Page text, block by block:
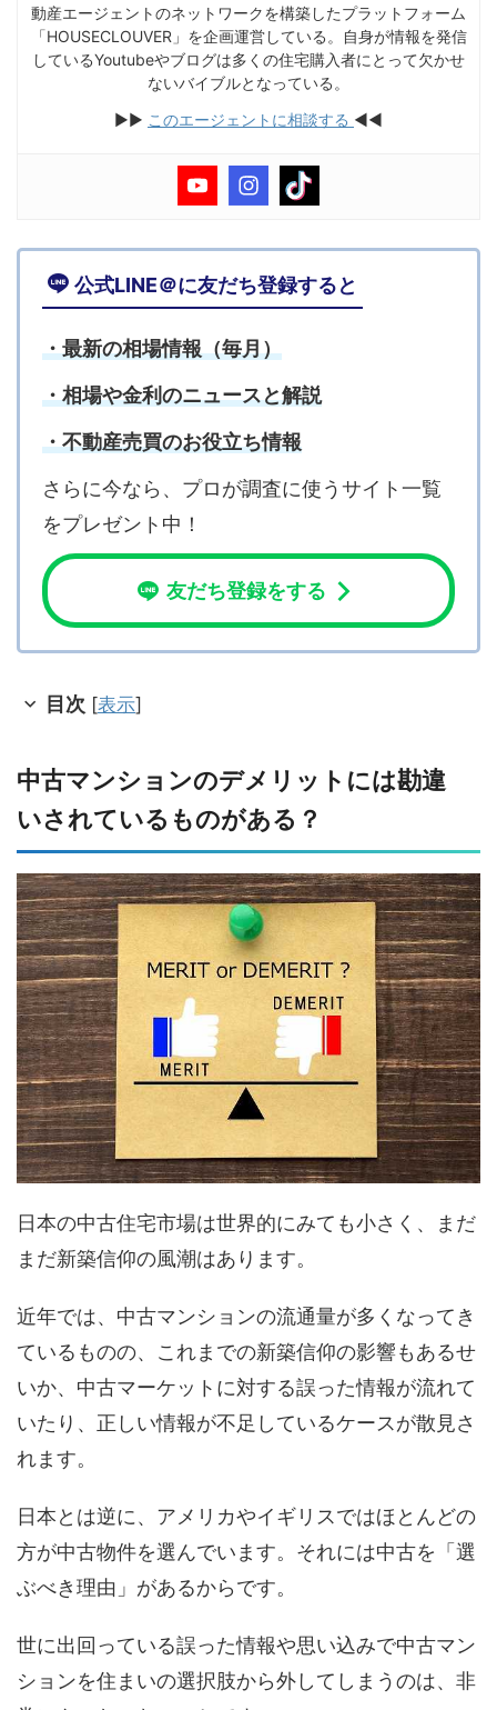
動産エージェントのネットワークを構築したプラットフォーム
「HOUSECLOUVER」を企画運営している。自身が情報を発信
しているYoutubeやブログは多くの住宅購入者にとって欠かせ
ないバイブルとなっている。
▶︎▶︎ このエージェントに相談する ◀︎◀︎
公式LINE＠に友だち登録すると
・最新の相場情報（毎月）
・相場や金利のニュースと解説
・不動産売買のお役立ち情報
さらに今なら、プロが調査に使うサイト一覧
をプレゼント中！
友だち登録をする
目次 [表示]
中古マンションのデメリットには勘違
いされているものがある？
日本の中古住宅市場は世界的にみても小さく、まだ
まだ新築信仰の風潮はあります。
近年では、中古マンションの流通量が多くなってき
ているものの、これまでの新築信仰の影響もあるせ
いか、中古マーケットに対する誤った情報が流れて
いたり、正しい情報が不足しているケースが散見さ
れます。
日本とは逆に、アメリカやイギリスではほとんどの
方が中古物件を選んでいます。それには中古を「選
ぶべき理由」があるからです。
世に出回っている誤った情報や思い込みで中古マン
ションを住まいの選択肢から外してしまうのは、非